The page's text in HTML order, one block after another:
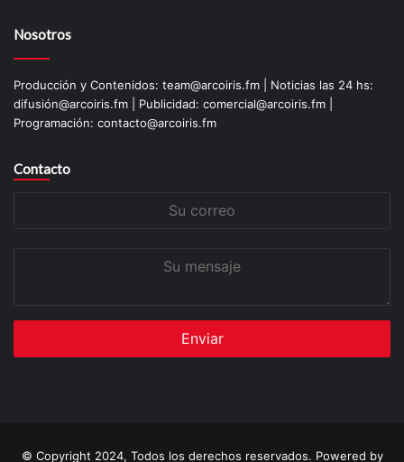
Nosotros
Producción y Contenidos: team@arcoiris.fm | Noticias las 24 hs:
difusión@arcoiris.fm | Publicidad: comercial@arcoiris.fm |
Programación: contacto@arcoiris.fm
Contacto
© Copyright 2024, Todos los derechos reservados. Powered by